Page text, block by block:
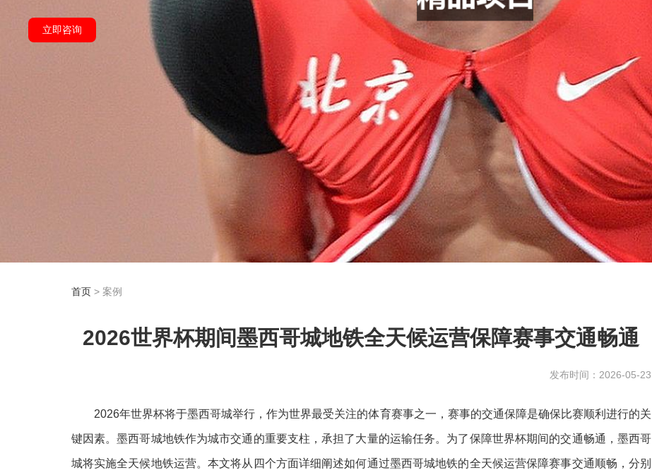
立即咨询
首页> 案例
2026世界杯期间墨西哥城地铁全天候运营保障赛事交通畅通
发布时间：2026-05-23
2026年世界杯将于墨西哥城举行，作为世界最受关注的体育赛事之一，赛事的交通保障是确保比赛顺利进行的关
键因素。墨西哥城地铁作为城市交通的重要支柱，承担了大量的运输任务。为了保障世界杯期间的交通畅通，墨西哥
城将实施全天候地铁运营。本文将从四个方面详细阐述如何通过墨西哥城地铁的全天候运营保障赛事交通顺畅，分别